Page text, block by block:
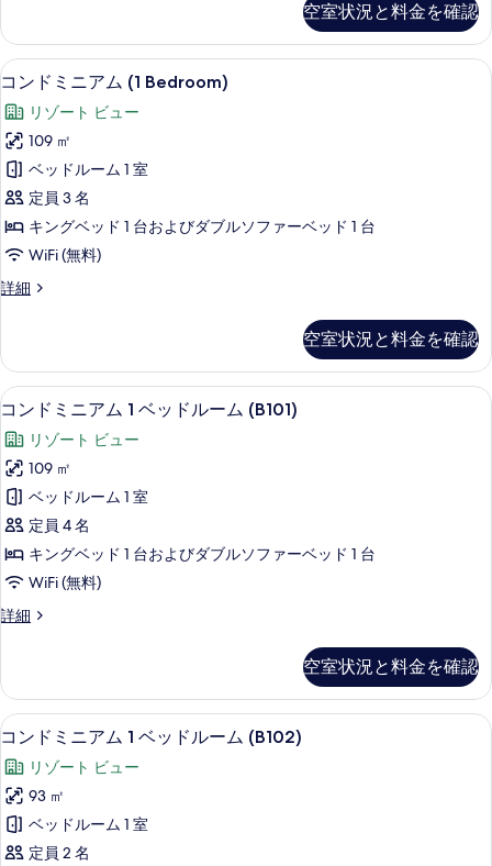
を
表
示
す
る
ド
ル
ー
ム
(A107)
の
す
べ
て
の
を
表
示
す
る
ニ
ア
ム
ベ
ッ
ド
ル
ー
ム
(A107)
の
詳
細
空室状況と料金を確認
コ
ン
ド
ミ
ニ
ア
ム
(1
Bedroom)
べ
て
の
写
真
を
表
示
す
コンドミニアム (1 Bedroom) | リビ
19
コンドミニアム (1 Bedroom)
リゾート ビュー
109 ㎡
ベッドルーム 1 室
定員 3 名
キングベッド 1 台およびダブルソファーベッド 1 台
WiFi (無料)
詳細
コ
ニ
ア
ム
Bedroom)
の
詳
細
空室状況と料金を確認
コ
ン
ド
ミ
ニ
ア
ム
ベ
ド
ル
ー
ム
(B101)
の
す
コンドミニアム 1 ベッドルーム
13
コンドミニアム 1 ベッドルーム (B101)
リゾート ビュー
109 ㎡
ベッドルーム 1 室
定員 4 名
キングベッド 1 台およびダブルソファーベッド 1 台
WiFi (無料)
詳細
コ
ニ
ア
ム
ベ
ッ
ド
ル
ー
空室状況と料金を確認
コ
ン
ド
ミ
ニ
コンドミニアム 1 ベッドルーム
17
コンドミニアム 1 ベッドルーム (B102)
リゾート ビュー
93 ㎡
ベッドルーム 1 室
定員 2 名